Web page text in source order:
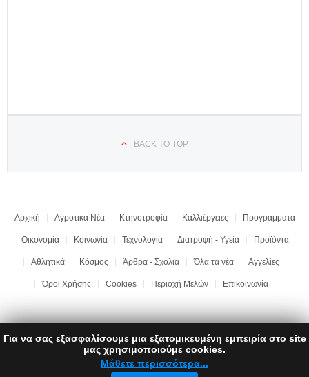
BACK TO TOP
Αρχική Αγροτικά Νέα Κτηνοτροφία Καλλιέργειες Προγράμματα
Οικονομία Κοινωνία Τεχνολογία Διατροφή - Υγεία Προϊόντα
Αθλητικά Κόσμος Άρθρα - Σχόλια Όλα τα νέα Αγγελίες
Όροι Χρήσης Cookies Περιοχή Μελών Επικοινωνία
Copyright © 2017 "Ημαθιώτικη Γη" | All rights reserved | Development by
LEONweb
Για να σας εξασφαλίσουμε μια εξατομικευμένη εμπειρία στο site
μας χρησιμοποιούμε cookies.
Μάθετε περισσότερα...